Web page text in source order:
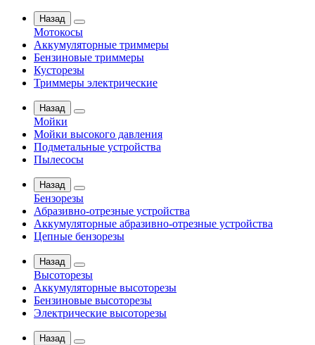
Назад
Мотокосы
Аккумуляторные триммеры
Бензиновые триммеры
Кусторезы
Триммеры электрические
Назад
Мойки
Мойки высокого давления
Подметальные устройства
Пылесосы
Назад
Бензорезы
Абразивно-отрезные устройства
Аккумуляторные абразивно-отрезные устройства
Цепные бензорезы
Назад
Высоторезы
Аккумуляторные высоторезы
Бензиновые высоторезы
Электрические высоторезы
Назад